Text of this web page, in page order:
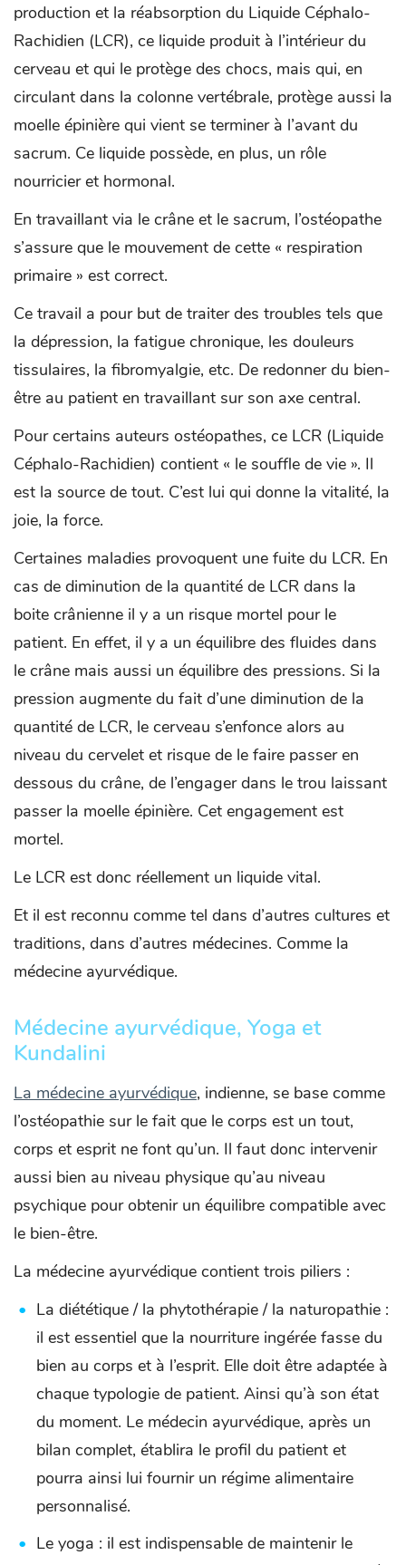
production et la réabsorption du Liquide Céphalo-
Rachidien (LCR), ce liquide produit à l’intérieur du
cerveau et qui le protège des chocs, mais qui, en
circulant dans la colonne vertébrale, protège aussi la
moelle épinière qui vient se terminer à l’avant du
sacrum. Ce liquide possède, en plus, un rôle
nourricier et hormonal.
En travaillant via le crâne et le sacrum, l’ostéopathe
s’assure que le mouvement de cette « respiration
primaire » est correct.
Ce travail a pour but de traiter des troubles tels que
la dépression, la fatigue chronique, les douleurs
tissulaires, la fibromyalgie, etc. De redonner du bien-
être au patient en travaillant sur son axe central.
Pour certains auteurs ostéopathes, ce LCR (Liquide
Céphalo-Rachidien) contient « le souffle de vie ». Il
est la source de tout. C’est lui qui donne la vitalité, la
joie, la force.
Certaines maladies provoquent une fuite du LCR. En
cas de diminution de la quantité de LCR dans la
boite crânienne il y a un risque mortel pour le
patient. En effet, il y a un équilibre des fluides dans
le crâne mais aussi un équilibre des pressions. Si la
pression augmente du fait d’une diminution de la
quantité de LCR, le cerveau s’enfonce alors au
niveau du cervelet et risque de le faire passer en
dessous du crâne, de l’engager dans le trou laissant
passer la moelle épinière. Cet engagement est
mortel.
Le LCR est donc réellement un liquide vital.
Et il est reconnu comme tel dans d’autres cultures et
traditions, dans d’autres médecines. Comme la
médecine ayurvédique.
Médecine ayurvédique, Yoga et
Kundalini
La médecine ayurvédique, indienne, se base comme
l’ostéopathie sur le fait que le corps est un tout,
corps et esprit ne font qu’un. Il faut donc intervenir
aussi bien au niveau physique qu’au niveau
psychique pour obtenir un équilibre compatible avec
le bien-être.
La médecine ayurvédique contient trois piliers :
La diététique / la phytothérapie / la naturopathie :
il est essentiel que la nourriture ingérée fasse du
bien au corps et à l’esprit. Elle doit être adaptée à
chaque typologie de patient. Ainsi qu’à son état
du moment. Le médecin ayurvédique, après un
bilan complet, établira le profil du patient et
pourra ainsi lui fournir un régime alimentaire
personnalisé.
Le yoga : il est indispensable de maintenir le